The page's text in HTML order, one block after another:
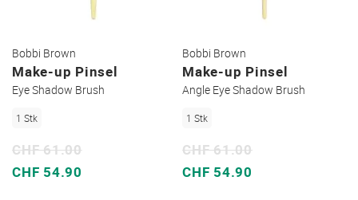
Bobbi Brown
Make-up Pinsel
Eye Shadow Brush
1 Stk
Sonderpreis
CHF 54.90
CHF 61.00
Bobbi Brown
Make-up Pinsel
Angle Eye Shadow Brush
1 Stk
Sonderpreis
CHF 54.90
CHF 61.00